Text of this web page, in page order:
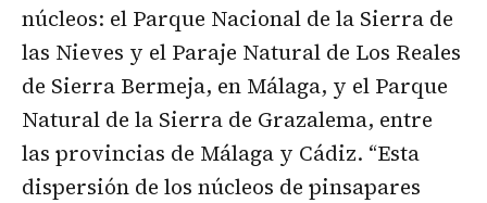
núcleos: el Parque Nacional de la Sierra de
las Nieves y el Paraje Natural de Los Reales
de Sierra Bermeja, en Málaga, y el Parque
Natural de la Sierra de Grazalema, entre
las provincias de Málaga y Cádiz. “Esta
dispersión de los núcleos de pinsapares